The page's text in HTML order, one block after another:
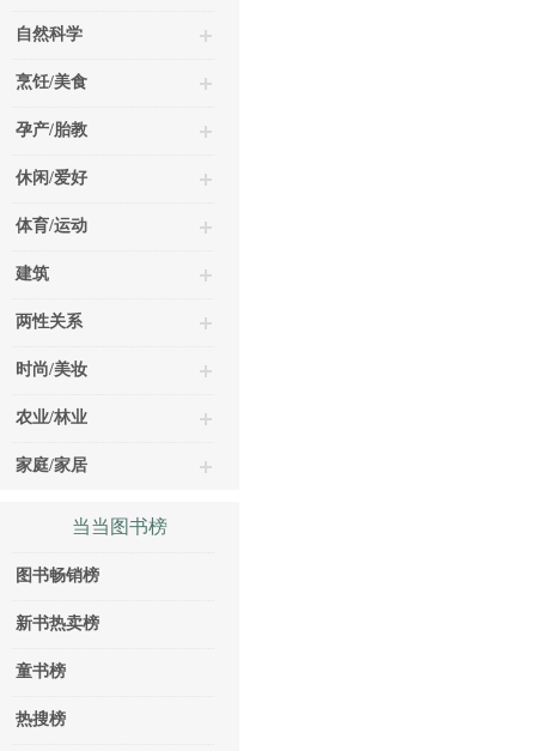
自然科学
烹饪/美食
孕产/胎教
休闲/爱好
体育/运动
建筑
两性关系
时尚/美妆
农业/林业
家庭/家居
当当图书榜
图书畅销榜
新书热卖榜
童书榜
热搜榜